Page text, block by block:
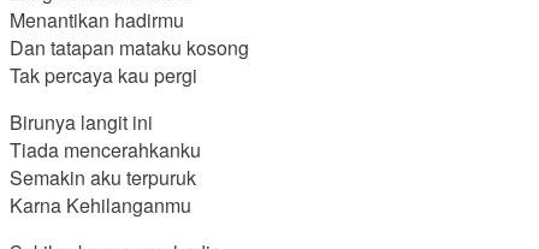
Menantikan hadirmu
Dan tatapan mataku kosong
Tak percaya kau pergi
Birunya langit ini
Tiada mencerahkanku
Semakin aku terpuruk
Karna Kehilanganmu